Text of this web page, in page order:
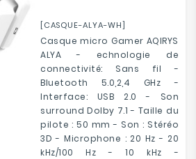
[CASQUE-ALYA-WH]
Casque micro Gamer AQIRYS
ALYA - echnologie de
connectivité: Sans fil -
Bluetooth 5.0,2,4 GHz -
Interface: USB 2.0 - Son
surround Dolby 7.1 - Taille du
pilote : 50 mm - Son : Stéréo
3D - Microphone : 20 Hz - 20
kHz/100 Hz - 10 kHz -